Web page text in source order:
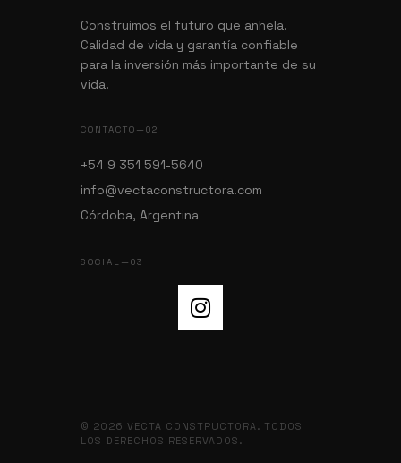
Construimos el futuro que anhela.
Calidad de vida y garantía confiable
para la inversión más importante de su
vida.
CONTACTO—02
+54 9 351 591-5640
info@vectaconstructora.com
Córdoba, Argentina
SOCIAL—03
© 2026 VECTA CONSTRUCTORA. TODOS
LOS DERECHOS RESERVADOS.